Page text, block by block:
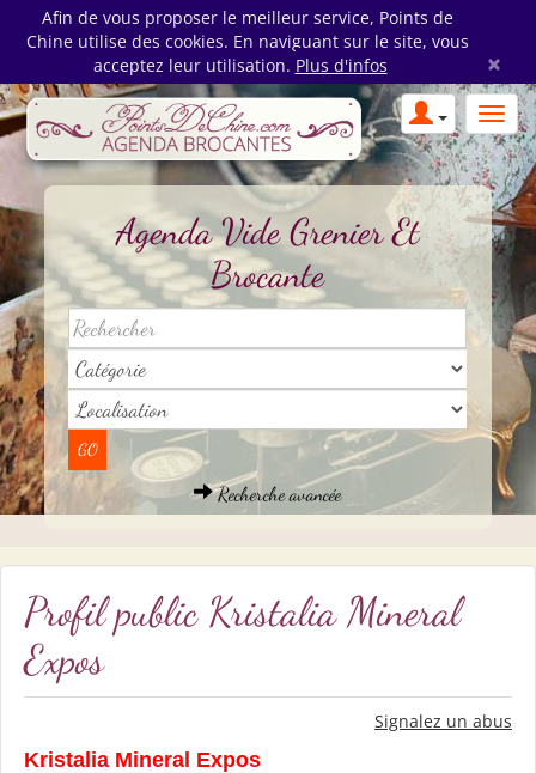
Afin de vous proposer le meilleur service, Points de
Chine utilise des cookies. En naviguant sur le site, vous
acceptez leur utilisation. Plus d'infos ×
Agenda Vide Grenier Et
Brocante
Recherche avancée
Profil public Kristalia Mineral
Expos
Signalez un abus
Kristalia Mineral Expos